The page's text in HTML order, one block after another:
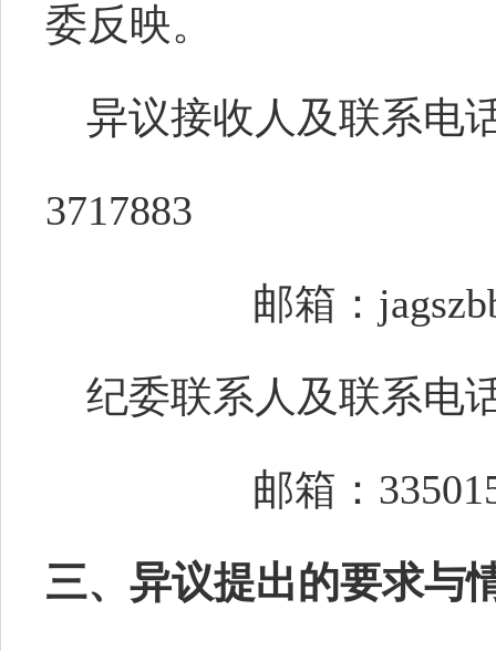
委反映。
异议接收人及联系电
3717883
邮箱：
纪委联系人及联系电
邮箱：
三、 异议提出的要求与